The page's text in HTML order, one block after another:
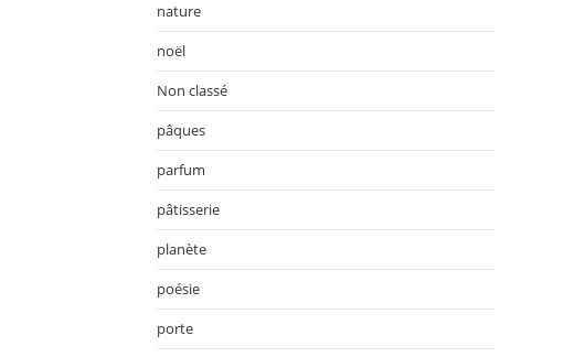
nature
noël
Non classé
pâques
parfum
pâtisserie
planète
poésie
porte